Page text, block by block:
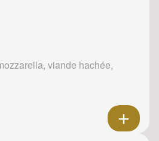
viande hachée,